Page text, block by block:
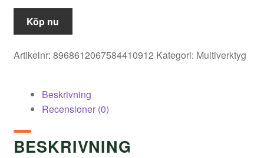
Köp nu
Artikelnr: 8968612067584410912 Kategori: Multiverktyg
Beskrivning
Recensioner (0)
BESKRIVNING